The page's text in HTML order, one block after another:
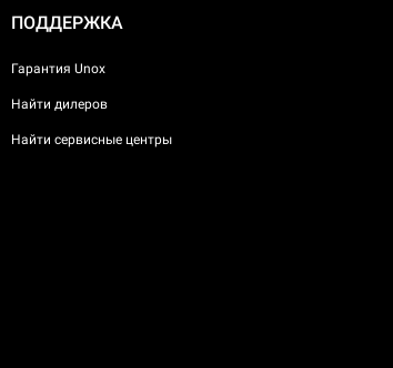
ПОДДЕРЖКА
Гарантия Unox
Найти дилеров
Найти сервисные центры